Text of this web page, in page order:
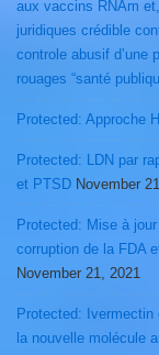
aux vaccins RNAm
juridiques crédible
controle abusif d’une
rouages “santé
Protected: Approche
Protected: LDN par
et PTSD November
Protected: Mise à
corruption de la FDA
November 21, 2021
Protected: Ivermectin
la nouvelle molécule